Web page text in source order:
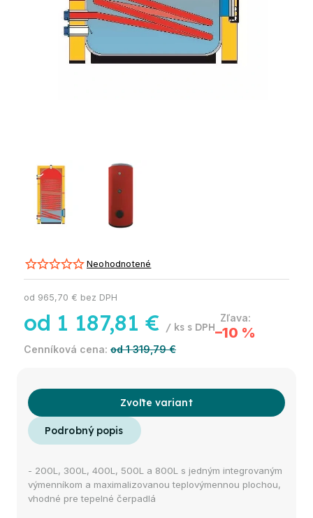
Neohodnotené
od 1 319,79 €
–10 %
od 1 187,81 € / ks
od 965,70 € bez DPH
Zvoľte variant
- 200L, 300L, 400L, 500L a 800L s jedným integrovaným
výmenníkom a maximalizovanou teplovýmennou plochou,
vhodné pre tepelné čerpadlá